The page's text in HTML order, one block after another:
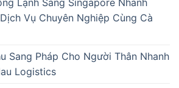
Lạnh Sang Singapore Nhanh
Vụ Chuyên Nghiệp Cùng Cà
Sang Pháp Cho Người Thân Nhanh
Logistics